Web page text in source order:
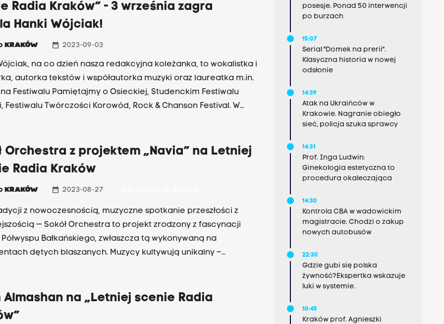
Radia Kraków” - 3 września zagra
Hanki Wójciak!
KRAKÓW date_range 2023-09-03
na co dzień nasza redakcyjna koleżanka, to wokalistka i
i współautorka muzyki oraz laureatka m.in.
Pamiętajmy o Osieckiej, Studenckim Festiwalu
Festiwalu Twórczości Korowód, Rock & Chanson Festival. W
szczególną dbałość o materialne oraz niematerialne
kulturowe regionu tatrzańskiego, przekazywane kolejnym
Orchestra z projektem „Navia” na Letniej
Radia Kraków
KRAKÓW date_range 2023-08-27
z nowoczesnością, muzyczne spotkanie przeszłości z
— Sokół Orchestra to projekt zrodzony z fascynacji
Bałkańskiego, zwłaszcza tą wykonywaną na
blaszanych. Muzycy kultywują unikalny –
Almashan na „Letniej scenie Radia
posesje. Ponad 50 interwencji
po burzach
15:07
Serial "Domek na prerii".
Klasyczna historia w nowej
odsłonie
14:39
Atak na Ukraińców w
Krakowie. Nagranie obiegło
sieć, policja szuka sprawcy
14:31
Prof. Inga Ludwin:
Ginekologia estetyczna to
procedura okaleczająca
14:30
Kontrola CBA w wadowickim
magistracie. Chodzi o zakup
nowych autobusów
22:30
Gdzie gubi się polska
żywność?Ekspertka wskazuje
luki w systemie.
10:45
Kraków prof. Agnieszki